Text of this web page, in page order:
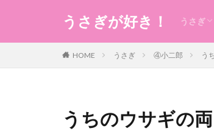
うさぎが好き！ うさぎ
HOME うさぎ ④小二郎 う
うちのウサギの